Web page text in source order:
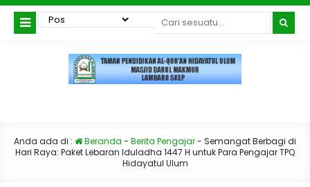
Anda ada di : Beranda - Berita Pengajar- Semangat Berbagi di
Hari Raya: Paket Lebaran Iduladha 1447 H untuk Para Pengajar TPQ
Hidayatul Ulum